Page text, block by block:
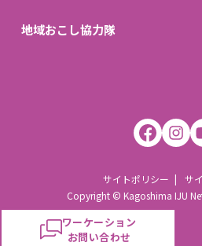
ワーケーション
お問い合わせ
地域おこし協力隊
サイトポリシー
サ
Copyright © Kagoshima IJU